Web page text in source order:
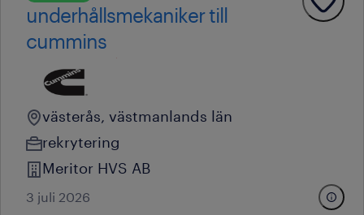
underhållsmekaniker till
cummins
västerås, västmanlands län
rekrytering
Meritor HVS AB
3 juli 2026